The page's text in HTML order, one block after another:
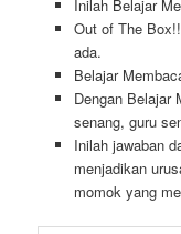
Inilah Belajar
Out of The
ada.
Belajar
Dengan Belajar
senang, guru
Inilah jawaban
menjadikan
momok yang